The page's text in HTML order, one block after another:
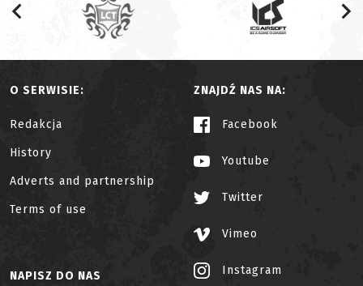
O SERWISIE:
Redakcja
History
Adverts and partnership
Terms of use
ZNAJDŹ NAS NA:
Facebook
Youtube
Twitter
Vimeo
Instagram
NAPISZ DO NAS